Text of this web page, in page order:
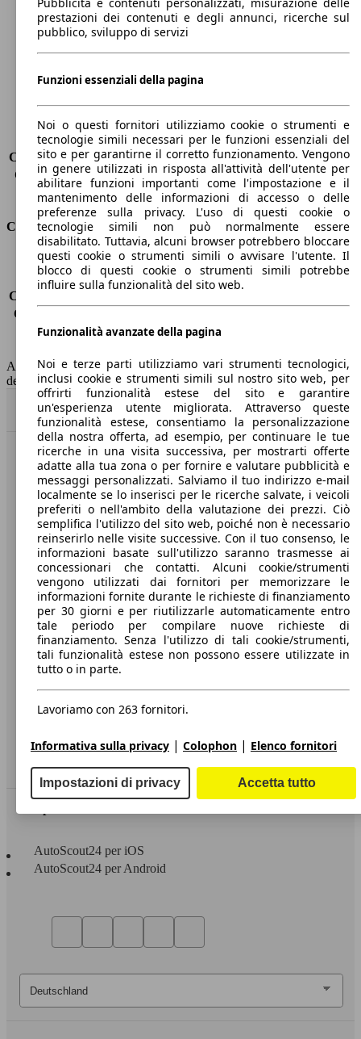
Altezza
1680 mm
Larghezza
2000 mm
Passo
3060 mm
Carico massimo
-
Porte
5
Sedili
5
Carico sul tetto
-
Capacità di traino (senza freni) -
Capacità di traino (con freni)
2700 kg
Volume del bagagliaio
632 l
Consumi
Emissioni di CO2*
269 g/km (komb.)
Consumo (urbano)
14.7 l/100km
Consumo (extra-urbano)
Consumo (combinato)*
Classe di emissione
Euro 6
AutoScout24 non si assume alcuna responsabilità per la correttezza
dei dati.
Torna su
Benvenuti su AutoScout24, il mercato auto europeo.
Società
A proposito di AutoScout24
Stampa
Media
Condizioni generali
Informazioni
Dichiarazione di Accessibilità
Servizi
Area rivenditori
AutoScout24 per iOS
AutoScout24 per Android
Pubblicità e contenuti personalizzati, misurazione delle
prestazioni dei contenuti e degli annunci, ricerche sul
pubblico, sviluppo di servizi
Funzioni essenziali della pagina
Noi o questi fornitori utilizziamo cookie o strumenti e
tecnologie simili necessari per le funzioni essenziali del
sito e per garantirne il corretto funzionamento. Vengono
in genere utilizzati in risposta all'attività dell'utente per
abilitare funzioni importanti come l'impostazione e il
mantenimento delle informazioni di accesso o delle
preferenze sulla privacy. L'uso di questi cookie o
tecnologie simili non può normalmente essere
disabilitato. Tuttavia, alcuni browser potrebbero bloccare
questi cookie o strumenti simili o avvisare l'utente. Il
blocco di questi cookie o strumenti simili potrebbe
influire sulla funzionalità del sito web.
Funzionalità avanzate della pagina
Noi e terze parti utilizziamo vari strumenti tecnologici,
inclusi cookie e strumenti simili sul nostro sito web, per
offrirti funzionalità estese del sito e garantire
un'esperienza utente migliorata. Attraverso queste
funzionalità estese, consentiamo la personalizzazione
della nostra offerta, ad esempio, per continuare le tue
ricerche in una visita successiva, per mostrarti offerte
adatte alla tua zona o per fornire e valutare pubblicità e
messaggi personalizzati. Salviamo il tuo indirizzo e-mail
localmente se lo inserisci per le ricerche salvate, i veicoli
preferiti o nell'ambito della valutazione dei prezzi. Ciò
semplifica l'utilizzo del sito web, poiché non è necessario
reinserirlo nelle visite successive. Con il tuo consenso, le
informazioni basate sull'utilizzo saranno trasmesse ai
concessionari che contatti. Alcuni cookie/strumenti
vengono utilizzati dai fornitori per memorizzare le
informazioni fornite durante le richieste di finanziamento
per 30 giorni e per riutilizzarle automaticamente entro
tale periodo per compilare nuove richieste di
finanziamento. Senza l'utilizzo di tali cookie/strumenti,
tali funzionalità estese non possono essere utilizzate in
tutto o in parte.
Lavoriamo con 263 fornitori.
Informativa sulla privacy | Colophon | Elenco fornitori
Impostazioni di privacy Accetta tutto